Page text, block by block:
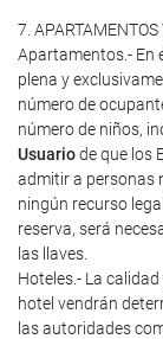
7. APARTAMENTOS
Apartamentos.- En
plena y
número de
número de niños,
Usuariode que los
admitir a personas
ningún recurso
reserva, será
las llaves.
Hoteles.- La
hotel vendrán
las autoridades